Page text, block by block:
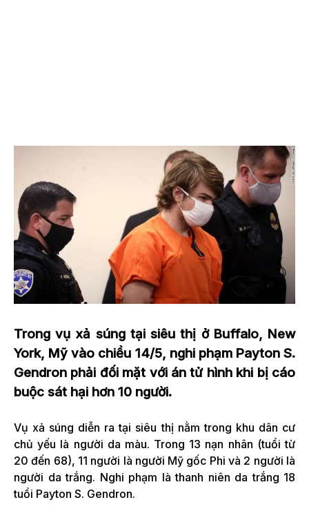
Trong vụ xả súng tại siêu thị ở Buffalo, New
York, Mỹ vào chiều 14/5, nghi phạm Payton S.
Gendron phải đối mặt với án tử hình khi bị cáo
buộc sát hại hơn 10 người.
Vụ xả súng diễn ra tại siêu thị nằm trong khu dân cư
chủ yếu là người da màu. Trong 13 nạn nhân (tuổi từ
20 đến 68), 11 người là người Mỹ gốc Phi và 2 người là
người da trắng. Nghi phạm là thanh niên da trắng 18
tuổi Payton S. Gendron.